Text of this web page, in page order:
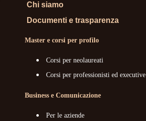
Chi siamo
Documenti e trasparenza
Master e corsi per profilo
Corsi per neolaureati
Corsi per professionisti ed executive
Business e Comunicazione
Per le aziende